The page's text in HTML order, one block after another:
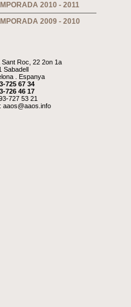
2010 - 2011
2009 - 2010
Sant Roc, 22 2on 1a
Sabadell
. Espanya
725 67 34
726 46 17
727 53 21
aaos@aaos.info